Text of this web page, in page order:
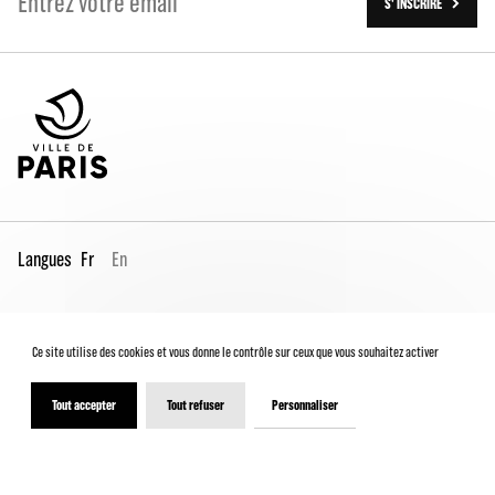
Langues Fr En
Conditions générales de vente
Charte du spectateur
Déclaration d'accessibilité
Ce site utilise des cookies et vous donne le contrôle sur ceux que vous souhaitez activer
Tout accepter Tout refuser Personnaliser